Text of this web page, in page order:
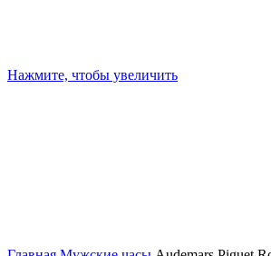
Нажмите, чтобы увеличить